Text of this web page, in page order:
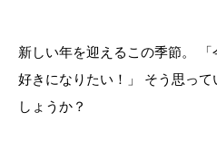
新しい年を迎えるこの季節。
好きになりたい！」 そう思っ
しょうか？